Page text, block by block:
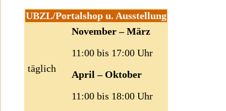
UBZL/Portalshop u. Ausstellung
täglich
November – März
11:00 bis 17:00 Uhr
April – Oktober
11:00 bis 18:00 Uhr